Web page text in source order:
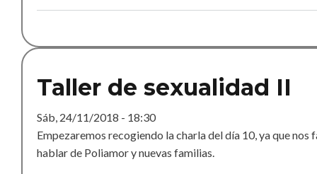
Taller de sexualidad II
Sáb, 24/11/2018 - 18:30
Empezaremos recogiendo la charla del día 10, ya que nos
hablar de Poliamor y nuevas familias.